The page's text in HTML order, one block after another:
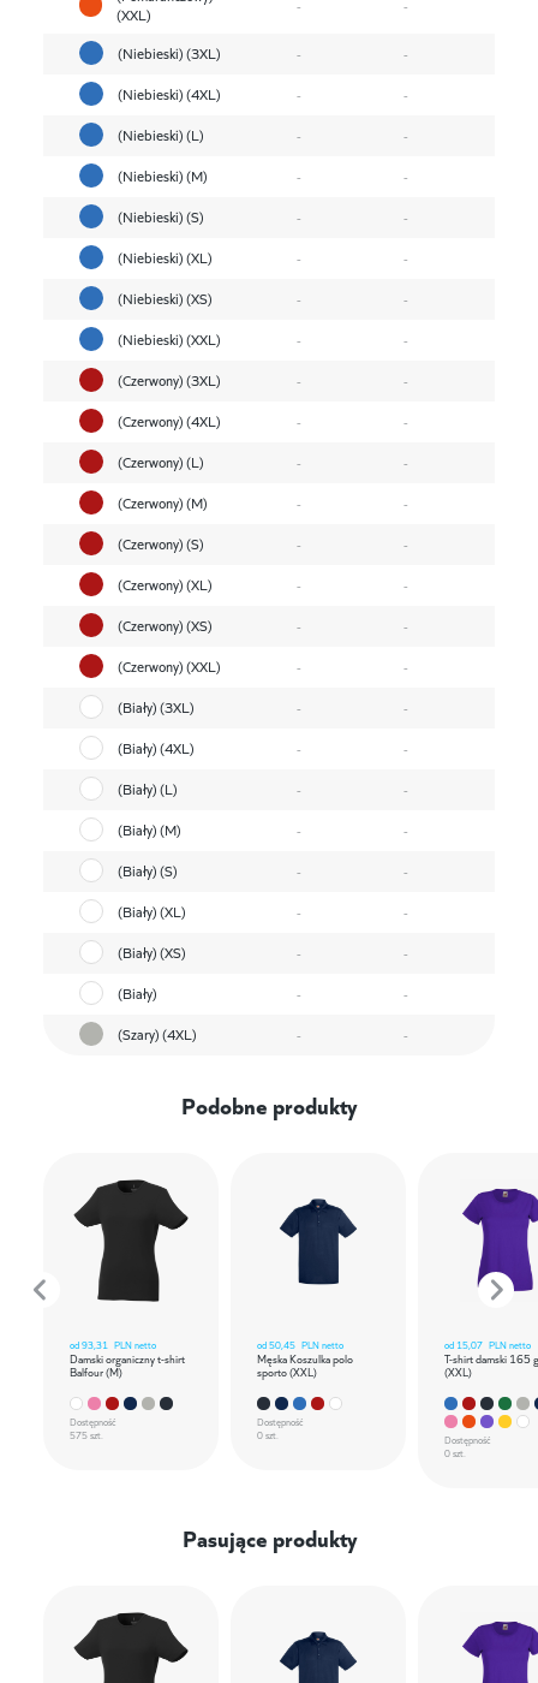
(XXL)
- -
(Niebieski) (3XL) -
-
(Niebieski) (4XL)
-
-
(Niebieski) (L)
-
-
(Niebieski) (M)
-
-
(Niebieski) (S)
-
-
(Niebieski) (XL)
-
-
(Niebieski) (XS)
-
-
(Niebieski) (XXL)
-
-
(Czerwony) (3XL)
-
-
(Czerwony) (4XL)
-
-
(Czerwony) (L)
-
-
(Czerwony) (M)
-
-
(Czerwony) (S)
-
-
(Czerwony) (XL)
-
-
(Czerwony) (XS)
-
-
(Czerwony) (XXL)
-
-
(Biały) (3XL)
-
-
(Biały) (4XL)
-
-
(Biały) (L)
-
-
(Biały) (M)
-
-
(Biały) (S)
-
-
(Biały) (XL)
-
-
(Biały) (XS)
-
-
(Biały)
-
-
(Szary) (4XL)
- -
Podobne produkty
od93,31 PLN netto
Damski organiczny t-shirt
Balfour (M)
Dostępność
575 szt.
od50,45 PLN netto
Męska Koszulka polo
sporto (XXL)
Dostępność
0 szt.
od 15,07 PLN netto
T-shirt damski 165
(XXL)
Dostępność
0 szt.
Pasujące produkty